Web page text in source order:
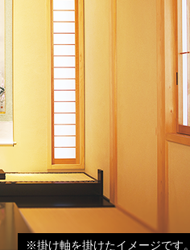
※掛け軸を掛けたイメージです。